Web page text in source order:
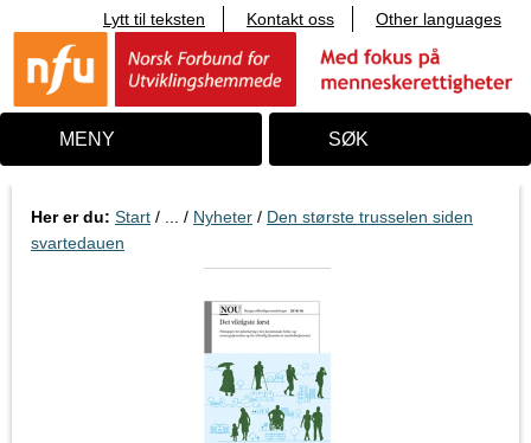
i
n
o
Lytt til teksten Kontakt oss Other languages
MENY SØK
Her er du: Start / ... / Nyheter / Den største trusselen siden
svartedauen